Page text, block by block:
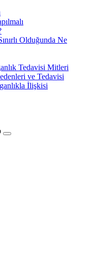
Olduğunda Ne
Tedavisi Mitleri
ve Tedavisi
İlişkisi